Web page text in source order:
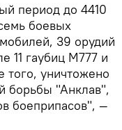
период до 4410
боевых
39 орудий
11 гаубиц М777 и
уничтожено
борьбы "Анклав",
боеприпасов", —